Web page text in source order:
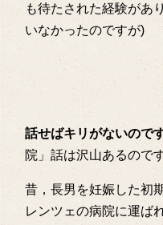
も待たされた経験があ
いなかったのですが)
話せばキリがないので
院」話は沢山あるので
昔，長男を妊娠した初
レンツェの病院に運ば